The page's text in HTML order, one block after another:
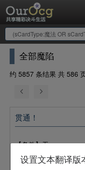
全部魔陷
约 5857 条结果 共 586
贯通！
【条件】无
【效果】选自己场上
的攻击会贯通（攻击
设置文本翻译版